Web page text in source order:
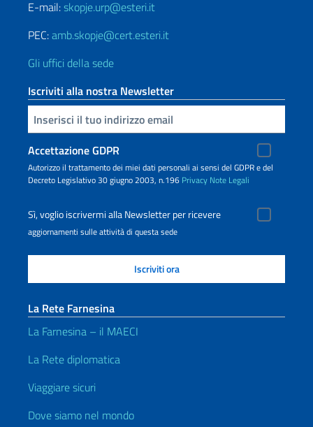
E-mail:skopje.urp@esteri.it
PEC:amb.skopje@cert.esteri.it
Gli uffici della sede
Iscriviti alla nostra Newsletter
Inserisci la tua email
Accettazione GDPR
Autorizzo il trattamento dei miei dati personali ai sensi del GDPR e del
Decreto Legislativo 30 giugno 2003, n.196 Privacy Note Legali
Sì, voglio iscrivermi alla Newsletter per ricevere
aggiornamenti sulle attività di questa sede
La Rete Farnesina
La Farnesina – il MAECI
La Rete diplomatica
Viaggiare sicuri
Dove siamo nel mondo